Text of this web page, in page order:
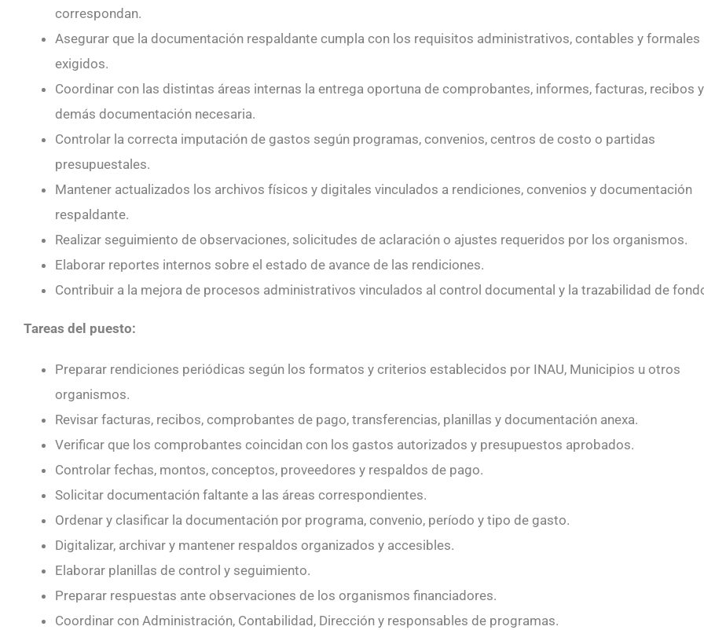
correspondan.
Asegurar que la documentación respaldante cumpla con los requisitos administrativos, contables y formales
exigidos.
Coordinar con las distintas áreas internas la entrega oportuna de comprobantes, informes, facturas, recibos y
demás documentación necesaria.
Controlar la correcta imputación de gastos según programas, convenios, centros de costo o partidas
presupuestales.
Mantener actualizados los archivos físicos y digitales vinculados a rendiciones, convenios y documentación
respaldante.
Realizar seguimiento de observaciones, solicitudes de aclaración o ajustes requeridos por los organismos.
Elaborar reportes internos sobre el estado de avance de las rendiciones.
Contribuir a la mejora de procesos administrativos vinculados al control documental y la trazabilidad de
Tareas del puesto:
Preparar rendiciones periódicas según los formatos y criterios establecidos por INAU, Municipios u otros
organismos.
Revisar facturas, recibos, comprobantes de pago, transferencias, planillas y documentación anexa.
Verificar que los comprobantes coincidan con los gastos autorizados y presupuestos aprobados.
Controlar fechas, montos, conceptos, proveedores y respaldos de pago.
Solicitar documentación faltante a las áreas correspondientes.
Ordenar y clasificar la documentación por programa, convenio, período y tipo de gasto.
Digitalizar, archivar y mantener respaldos organizados y accesibles.
Elaborar planillas de control y seguimiento.
Preparar respuestas ante observaciones de los organismos financiadores.
Coordinar con Administración, Contabilidad, Dirección y responsables de programas.